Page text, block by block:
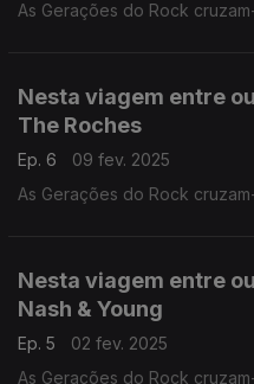
As Gerações do Rock
Nesta viagem entre
The Roches
Ep. 6
09 fev. 2025
As Gerações do Rock
Nesta viagem entre
Nash & Young
Ep. 5
02 fev. 2025
As Gerações do Rock